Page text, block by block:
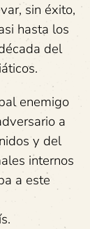
sin éxito,
hasta los
del
enemigo
a
y del
internos
a este